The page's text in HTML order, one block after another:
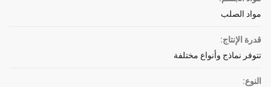
مواد الصلب
قدرة الإنتاج:
تتوفر نماذج وأنواع مختلفة
النوع: